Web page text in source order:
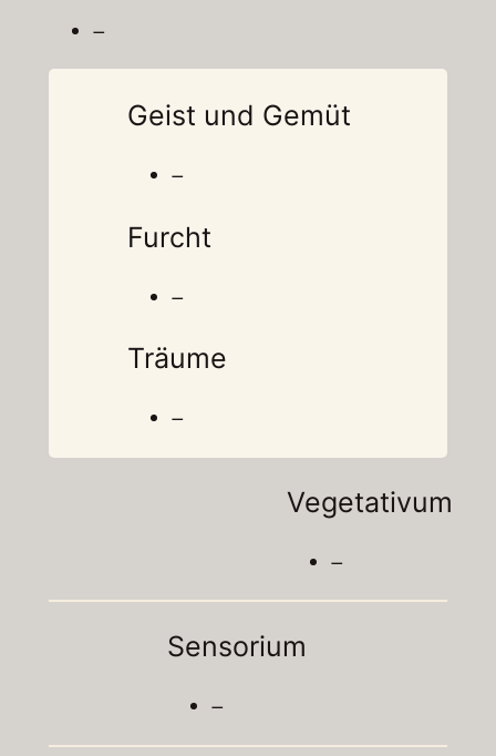
–
Geist und Gemüt
–
Furcht
–
Träume
–
Vegetativum
–
Sensorium
–